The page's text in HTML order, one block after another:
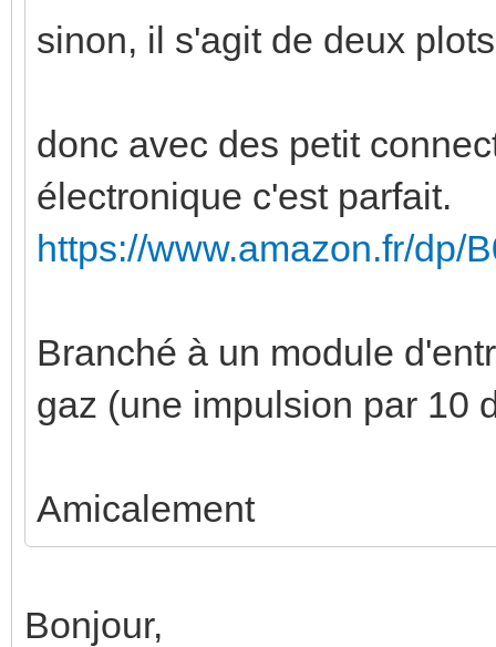
sinon, il s'agit de deux
donc avec des petit
électronique c'est parfait.
https://www.amazon.fr/dp/
Branché à un module
gaz (une impulsion par 10
Amicalement
Bonjour,